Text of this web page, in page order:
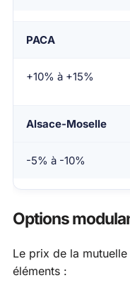
PACA
+10% à +15%
Alsace-Moselle
-5% à -10%
Options
Le prix de la
éléments :